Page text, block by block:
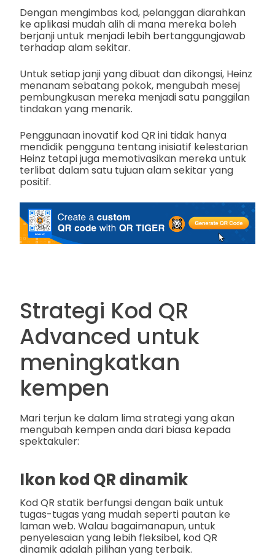
Dengan mengimbas kod, pelanggan diarahkan
ke aplikasi mudah alih di mana mereka boleh
berjanji untuk menjadi lebih bertanggungjawab
terhadap alam sekitar.
Untuk setiap janji yang dibuat dan dikongsi, Heinz
menanam sebatang pokok, mengubah mesej
pembungkusan mereka menjadi satu panggilan
tindakan yang menarik.
Penggunaan inovatif kod QR ini tidak hanya
mendidik pengguna tentang inisiatif kelestarian
Heinz tetapi juga memotivasikan mereka untuk
terlibat dalam satu tujuan alam sekitar yang
positif.
Strategi Kod QR
Advanced untuk
meningkatkan
kempen
Mari terjun ke dalam lima strategi yang akan
mengubah kempen anda dari biasa kepada
spektakuler:
Ikon kod QR dinamik
Kod QR statik berfungsi dengan baik untuk
tugas-tugas yang mudah seperti pautan ke
laman web. Walau bagaimanapun, untuk
penyelesaian yang lebih fleksibel, kod QR
dinamik adalah pilihan yang terbaik.